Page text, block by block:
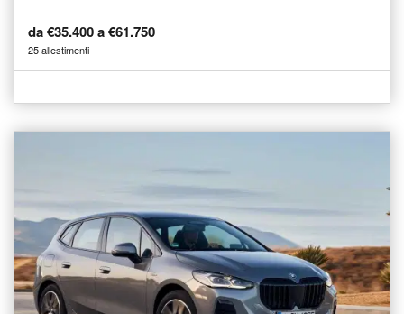
da €35.400 a €61.750
25 allestimenti